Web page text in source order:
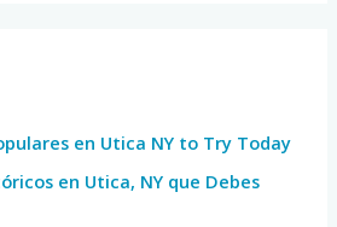
en Utica NY to Try Today
en Utica, NY que Debes